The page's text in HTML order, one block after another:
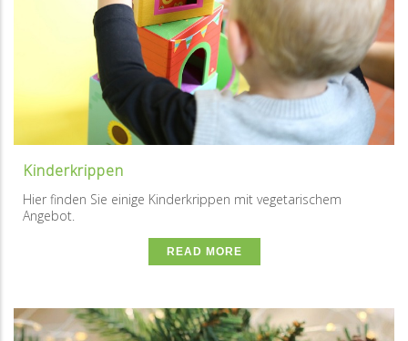
Kinderkrippen
Hier finden Sie einige Kinderkrippen mit vegetarischem
Angebot.
READ MORE